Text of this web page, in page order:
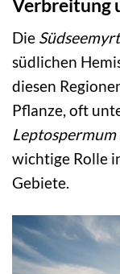
Die
südlichen
diesen
Pflanze, oft
wichtige Rolle
Gebiete.